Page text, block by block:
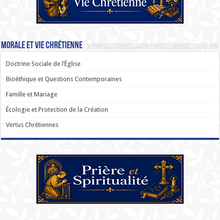
Morale et Vie Chrétienne
Doctrine Sociale de l’Église
Bioéthique et Questions Contemporaines
Famille et Mariage
Écologie et Protection de la Création
Vertus Chrétiennes